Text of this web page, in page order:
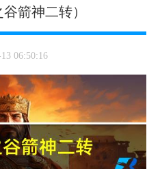
箭神二转）
06:50:16